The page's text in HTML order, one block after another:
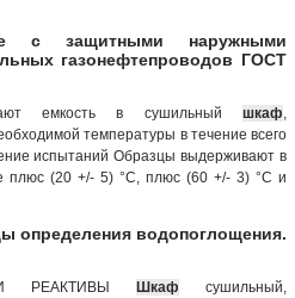
с защитными наружными
газонефтепроводов ГОСТ
емкость в сушильный шкаф
температуры в течение всего
испытаний Образцы выдерживают в
плюс (20 +/- 5) °C, плюс (60 +/- 3) °C и
определения водопоглощения.
РЕАКТИВЫ Шкаф сушильный,